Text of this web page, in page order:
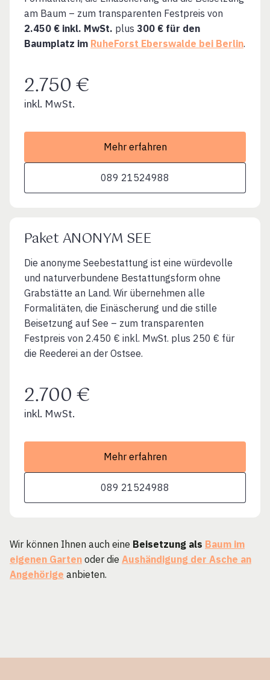
am Baum – zum transparenten Festpreis von
2.450 € inkl. MwSt. plus 300 € für den
Baumplatz im RuheForst Eberswalde bei Berlin.
2.750 €
inkl. MwSt.
Mehr erfahren
089 21524988
Paket ANONYM SEE
Die anonyme Seebestattung ist eine würdevolle
und naturverbundene Bestattungsform ohne
Grabstätte an Land. Wir übernehmen alle
Formalitäten, die Einäscherung und die stille
Beisetzung auf See – zum transparenten
Festpreis von 2.450 € inkl. MwSt. plus 250 € für
die Reederei an der Ostsee.
2.700 €
inkl. MwSt.
Mehr erfahren
089 21524988
Wir können Ihnen auch eine Beisetzung als Baum im
eigenen Garten oder die Aushändigung der Asche an
Angehörige anbieten.